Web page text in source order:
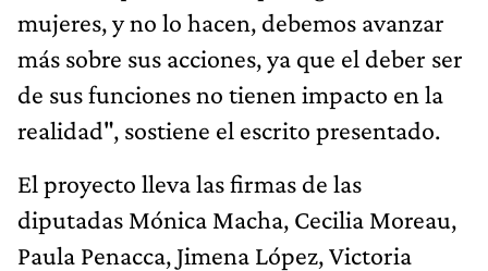
mujeres, y no lo hacen, debemos avanzar
más sobre sus acciones, ya que el deber ser
de sus funciones no tienen impacto en la
realidad", sostiene el escrito presentado.
El proyecto lleva las firmas de las
diputadas Mónica Macha, Cecilia Moreau,
Paula Penacca, Jimena López, Victoria